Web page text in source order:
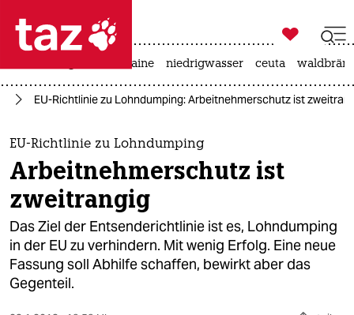
 taz zahl ich
taz zahl ich
themen
politik
öko
gesellschaft
kultur

taz zahl ich
krieg in der ukraine niedrigwasser ceuta
EU-Richtlinie zu Lohndumping: Arbeitnehmerschutz ist
EU-Richtlinie zu Lohndumping
Arbeitnehmerschutz ist
zweitrangig
Das Ziel der Entsenderichtlinie ist es, Lohndumping
in der EU zu verhindern. Mit wenig Erfolg. Eine neue
Fassung soll Abhilfe schaffen, bewirkt aber das
Gegenteil.